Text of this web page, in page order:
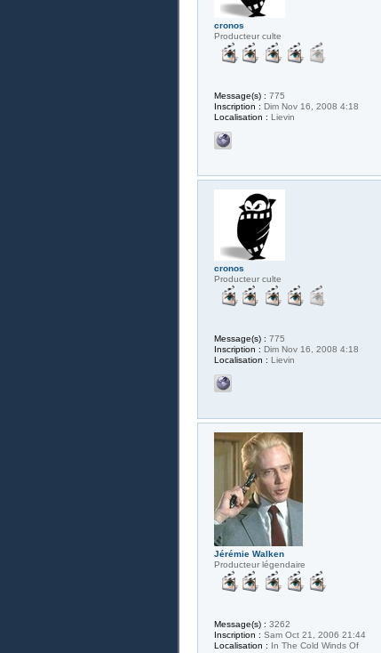
cronos
Producteur culte
Message(s) : 775
Inscription : Dim Nov 16, 2008 4:18
Localisation : Lievin
cronos
Producteur culte
Message(s) : 775
Inscription : Dim Nov 16, 2008 4:18
Localisation : Lievin
Jérémie Walken
Producteur légendaire
Message(s) : 3262
Inscription : Sam Oct 21, 2006 21:44
Localisation : In The Cold Winds Of